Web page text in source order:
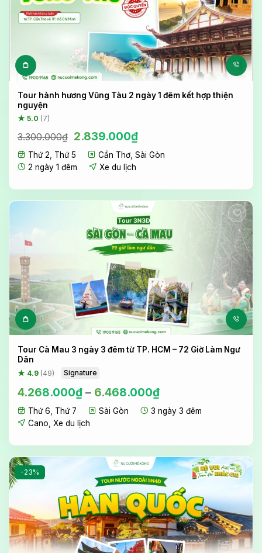
Tour hành hương Vũng Tàu 2 ngày 1 đêm kết hợp thiện
nguyện
★ 5.0 (7)
3.300.000₫ Giá
là:
3.300.000₫.
2.839.000₫Giá
hiện
tại
Thứ 2 Thứ 5 Cần Thơ, Sài Gòn
2 ngày 1 đêm
Xe du lịch
Tour Cà Mau 3 ngày 3 đêm từ TP. HCM – 72 Giờ Làm Ngư
Dân
★ 4.9 (49) Signature
4.268.000₫– 6.468.000₫
Thứ 6 Thứ 7 Sài Gòn
3 ngày 3 đêm
Cano Xe du lịch
-23%